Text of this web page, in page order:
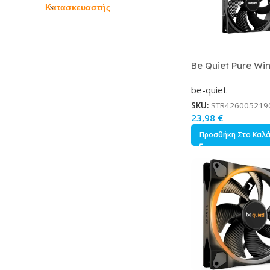
Κατασκευαστής
Be Quiet Pure
Σύνδεση 3-Pin
be-quiet
SKU:
23,98 €
Προσθήκη Στο